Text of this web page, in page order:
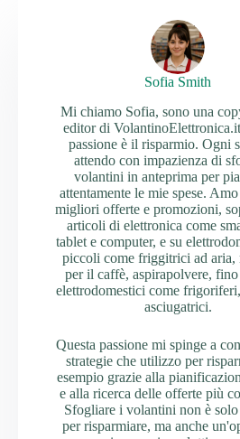
Sofia Smith
Mi chiamo Sofia, sono una
editor di
passione è il risparmio. Ogni
attendo con impazienza di
volantini in anteprima per
attentamente le mie spese.
migliori offerte e promozioni,
articoli di elettronica come
tablet e computer, e su
piccoli come friggitrici ad aria,
per il caffè, aspirapolvere,
elettrodomestici come
asciugatrici.
Questa passione mi spinge a
strategie che utilizzo per
esempio grazie alla
e alla ricerca delle offerte più
Sfogliare i volantini non è
per risparmiare, ma anche